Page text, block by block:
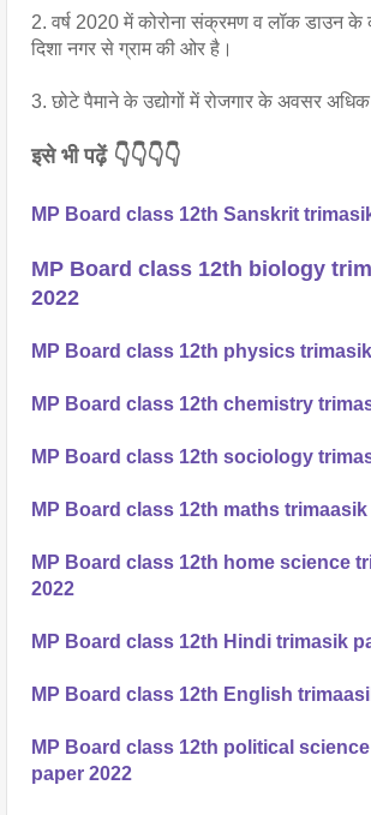
2. वर्ष 2020 में कोरोना संक्रमण व लॉक डाउन के
दिशा नगर से ग्राम की ओर है।
3. छोटे पैमाने के उद्योगों में रोजगार के अवसर अधिक
इसे भी पढ़ें 👇👇👇👇
MP Board class 12th Sanskrit
MP Board class 12th biology
2022
MP Board class 12th physics
MP Board class 12th chemistry
MP Board class 12th sociology
MP Board class 12th maths
MP Board class 12th home science
2022
MP Board class 12th Hindi trimasik
MP Board class 12th English
MP Board class 12th political
paper 2022